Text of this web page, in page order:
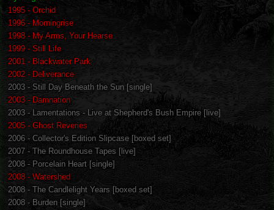
1995 - Orchid
1996 - Morningrise
1998 - My Arms, Your Hearse
1999 - Still Life
2001 - Blackwater Park
2002 - Deliverance
2003 - Still Day Beneath the Sun [single]
2003 - Damnation
2003 - Lamentations - Live at Shepherd's Bush Empire [live]
2005 - Ghost Reveries
2006 - Collector's Edition Slipcase [boxed set]
2007 - The Roundhouse Tapes [live]
2008 - Porcelain Heart [single]
2008 - Watershed
2008 - The Candlelight Years [boxed set]
2008 - Burden [single]